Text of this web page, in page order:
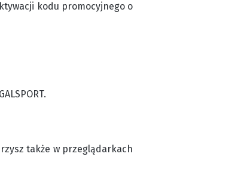
kodu promocyjnego o
także w przeglądarkach